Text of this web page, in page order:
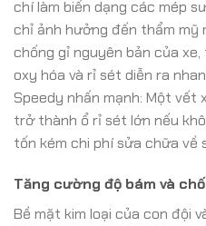
chí làm biến dạng các mép
chỉ ảnh hưởng đến thẩm mỹ
chống gỉ nguyên bản của
oxy hóa và rỉ sét diễn ra
Speedy nhấn mạnh: Một vết
trở thành ổ rỉ sét lớn nếu
tốn kém chi phí sửa chữa về
Tăng cường độ bám và
Bề mặt kim loại của con đội